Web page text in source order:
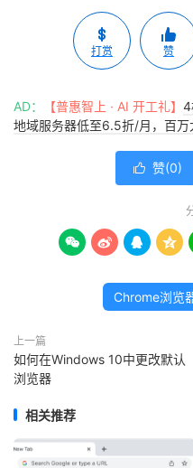
打赏 赞
AD： 【普惠智上 · AI 开工礼】 4
地域服务器低至6.5折/月，百
 赞(0)
   
Chrome浏览
上一篇
如何在Windows 10中更改默认
浏览器
相关推荐